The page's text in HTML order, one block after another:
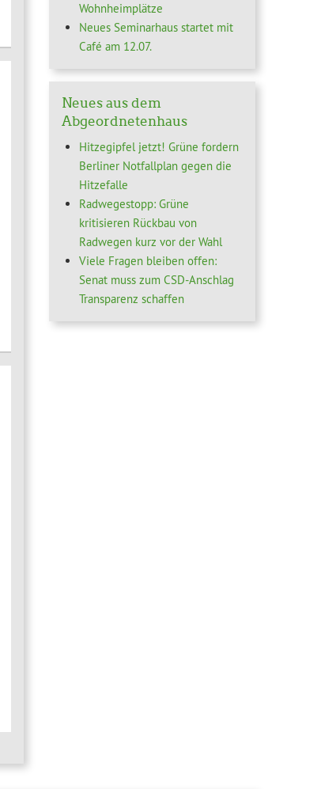
Wohnheimplätze
Neues Seminarhaus startet mit
Café am 12.07.
Neues aus dem
Abgeordnetenhaus
Hitzegipfel jetzt! Grüne fordern
Berliner Notfallplan gegen die
Hitzefalle
Radwegestopp: Grüne
kritisieren Rückbau von
Radwegen kurz vor der Wahl
Viele Fragen bleiben offen:
Senat muss zum CSD-Anschlag
Transparenz schaffen